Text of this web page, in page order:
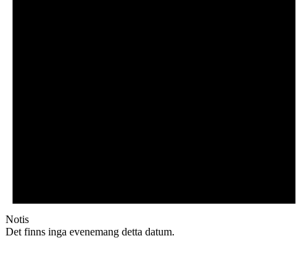
Notis
Det finns inga evenemang detta datum.